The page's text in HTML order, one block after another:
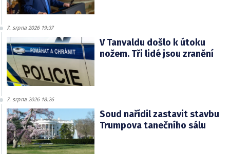
7. srpna 2026 19:37
V Tanvaldu došlo k útoku
nožem. Tři lidé jsou zranění
7. srpna 2026 18:26
Soud nařídil zastavit stavbu
Trumpova tanečního sálu